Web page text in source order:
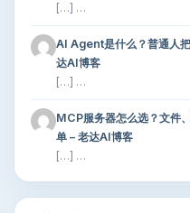
[…] …
AI Agent是什么？普通人
达AI博客
[…] …
MCP服务器怎么选？文件
单 – 老达AI博客
[…] …